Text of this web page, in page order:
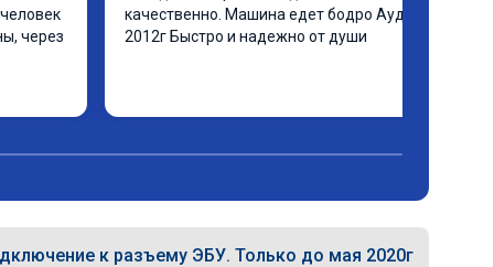
через
качественно. Машина едет бодро Ауди а4
2012г Быстро и надежно от души
к разъему ЭБУ. Только до мая 2020г